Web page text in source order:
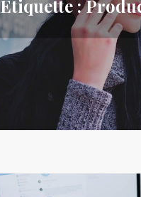
Étiquette :